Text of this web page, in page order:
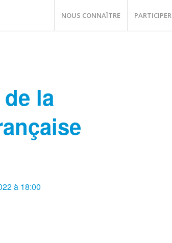
NOUS CONNAÎTRE PARTICIPER
la
à 18:00